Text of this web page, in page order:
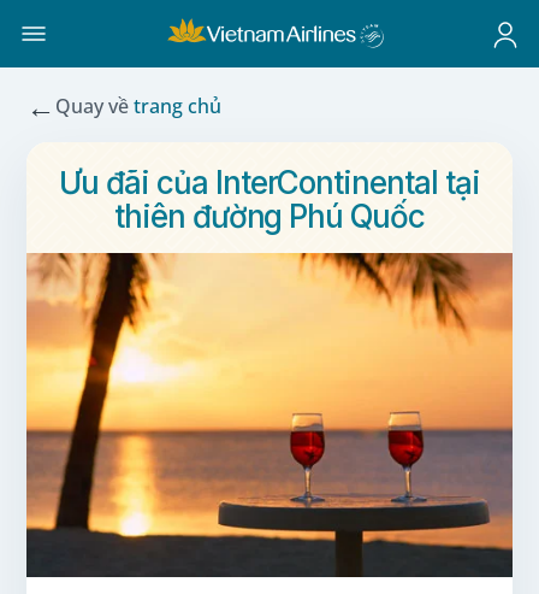
← Quay vềtrang chủ
Ưu đãi của InterContinental tại
thiên đường Phú Quốc